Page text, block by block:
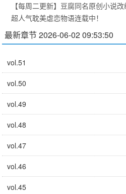
【每周二更新】豆腐同名原创小说
超人气耽美虐恋物语连载中！
最新章节 2026-06-02 09:53:50
vol.51
vol.50
vol.49
vol.48
vol.47
vol.46
vol.45